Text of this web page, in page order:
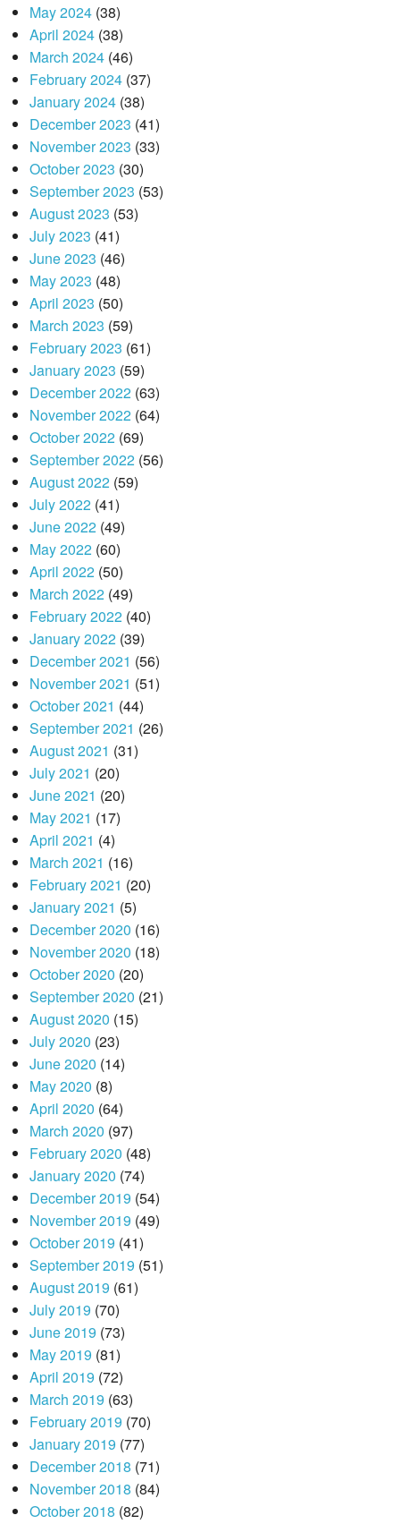
May 2024(38)
April 2024(38)
March 2024(46)
February 2024(37)
January 2024(38)
December 2023 (41)
November 2023 (33)
October 2023 (30)
September 2023 (53)
August 2023 (53)
July 2023 (41)
June 2023 (46)
May 2023 (48)
April 2023 (50)
March 2023 (59)
February 2023 (61)
January 2023 (59)
December 2022(63)
November 2022(64)
October 2022(69)
September 2022(56)
August 2022(59)
July 2022(41)
June 2022(49)
May 2022(60)
April 2022(50)
March 2022(49)
February 2022(40)
January 2022(39)
December 2021 (56)
November 2021 (51)
October 2021 (44)
September 2021 (26)
August 2021 (31)
July 2021 (20)
June 2021 (20)
May 2021 (17)
April 2021 (4)
March 2021 (16)
February 2021 (20)
January 2021 (5)
December 2020 (16)
November 2020 (18)
October 2020 (20)
September 2020 (21)
August 2020 (15)
July 2020 (23)
June 2020 (14)
May 2020 (8)
April 2020 (64)
March 2020 (97)
February 2020 (48)
January 2020 (74)
December 2019 (54)
November 2019 (49)
October 2019 (41)
September 2019 (51)
August 2019 (61)
July 2019 (70)
June 2019 (73)
May 2019 (81)
April 2019 (72)
March 2019 (63)
February 2019 (70)
January 2019 (77)
December 2018 (71)
November 2018 (84)
October 2018 (82)